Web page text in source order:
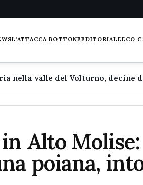
L'ATTACCA BOTTONEEDITORIALEECO
Alto
poiana,